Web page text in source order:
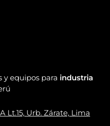
y equipos para industria
Lt.15, Urb. Zárate, Lima